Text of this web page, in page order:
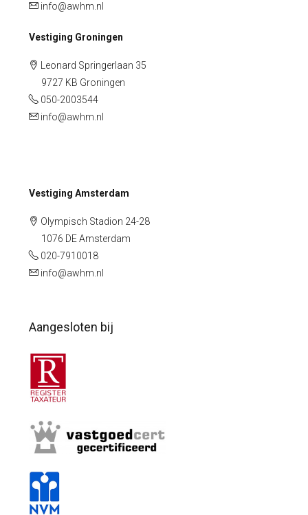
info@awhm.nl
Vestiging Groningen
Leonard Springerlaan 35
9727 KB Groningen
050-2003544
info@awhm.nl
Vestiging Amsterdam
Olympisch Stadion 24-28
1076 DE Amsterdam
020-7910018
info@awhm.nl
Aangesloten bij